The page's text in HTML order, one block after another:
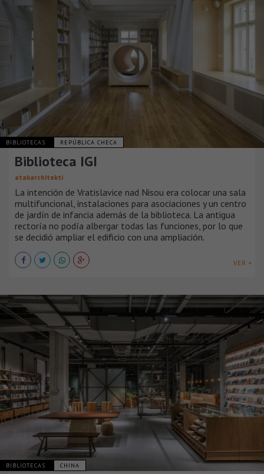
BIBLIOTECAS REPÚBLICA CHECA
Biblioteca IGI
atakarchitekti
La intención de Vratislavice nad Nisou era colocar una sala
multifuncional, instalaciones para asociaciones y un centro
de jardín de infancia además de la biblioteca. La antigua
rectoría no podía albergar todas las funciones, por lo que
se decidió ampliar el edificio con una ampliación.
VER +
BIBLIOTECAS CHINA